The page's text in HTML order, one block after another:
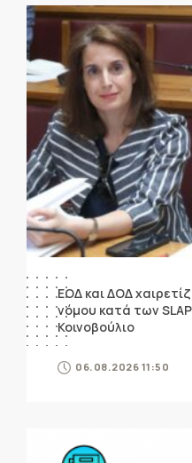
ΕΟΔ και ΔΟΔ
νόμου κατά των
Κοινοβούλιο
06.08.2026 11:50